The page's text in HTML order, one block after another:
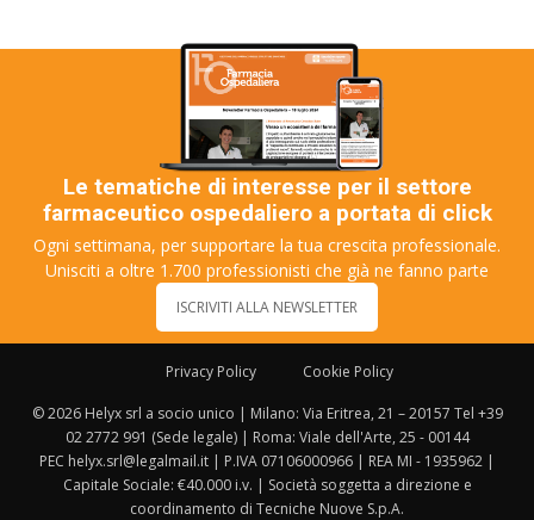
Le tematiche di interesse per il settore
farmaceutico ospedaliero a portata di click
Ogni settimana, per supportare la tua crescita professionale.
Unisciti a oltre 1.700 professionisti che già ne fanno parte
ISCRIVITI ALLA NEWSLETTER
Privacy Policy Cookie Policy
© 2026 Helyx srl a socio unico | Milano: Via Eritrea, 21 – 20157 Tel +39
02 2772 991 (Sede legale) | Roma: Viale dell'Arte, 25 - 00144
PEC helyx.srl@legalmail.it | P.IVA 07106000966 | REA MI - 1935962 |
Capitale Sociale: €40.000 i.v. | Società soggetta a direzione e
coordinamento di Tecniche Nuove S.p.A.